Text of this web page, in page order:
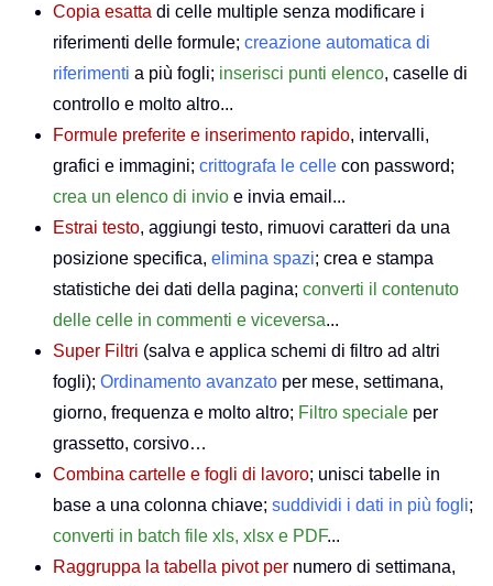
Copia esatta di celle multiple senza modificare i
riferimenti delle formule; creazione automatica di
riferimenti a più fogli; inserisci punti elenco, caselle di
controllo e molto altro...
Formule preferite e inserimento rapido, intervalli,
grafici e immagini; crittografa le celle con password;
crea un elenco di invio e invia email...
Estrai testo, aggiungi testo, rimuovi caratteri da una
posizione specifica, elimina spazi; crea e stampa
statistiche dei dati della pagina; converti il contenuto
delle celle in commenti e viceversa...
Super Filtri (salva e applica schemi di filtro ad altri
fogli); Ordinamento avanzato per mese, settimana,
giorno, frequenza e molto altro; Filtro speciale per
grassetto, corsivo…
Combina cartelle e fogli di lavoro; unisci tabelle in
base a una colonna chiave; suddividi i dati in più fogli;
converti in batch file xls, xlsx e PDF...
Raggruppa la tabella pivot per numero di settimana,